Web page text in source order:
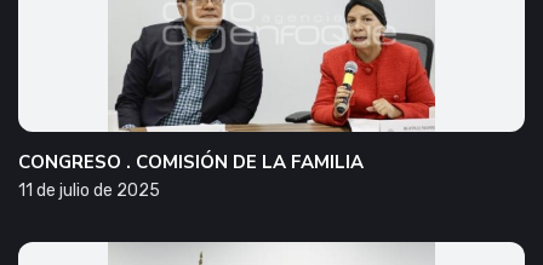
CONGRESO . COMISIÓN DE LA FAMILIA
11 de julio de 2025